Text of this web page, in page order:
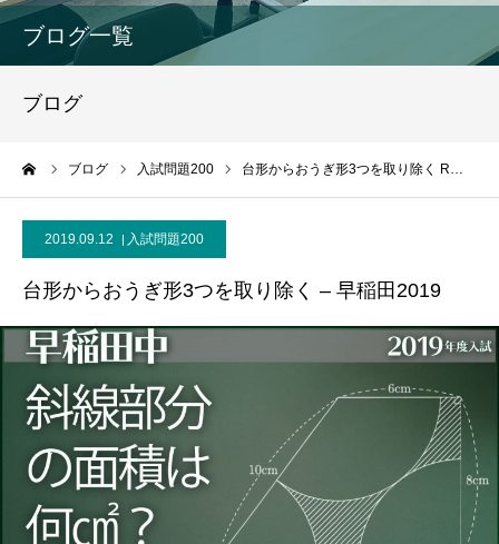
ブログ一覧
ブログ
ブログ 入試問題200 台形からおうぎ形3つを取り除く R…
2019.09.12 入試問題200
台形からおうぎ形3つを取り除く – 早稲田2019
模試
お問い合わせ